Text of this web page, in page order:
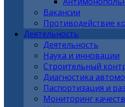
Вакансии
Противодействие
Деятельность
Деятельность
Наука и инновации
Строительный
Диагностика
Паспортизация и
Мониторинг